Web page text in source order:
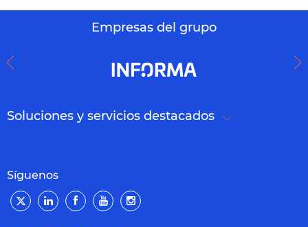
Empresas del grupo
Soluciones y servicios destacados
Síguenos